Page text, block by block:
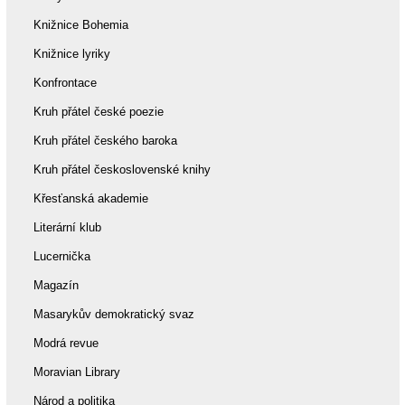
Knižnice Bohemia
Knižnice lyriky
Konfrontace
Kruh přátel české poezie
Kruh přátel českého baroka
Kruh přátel československé knihy
Křesťanská akademie
Literární klub
Lucernička
Magazín
Masarykův demokratický svaz
Modrá revue
Moravian Library
Národ a politika